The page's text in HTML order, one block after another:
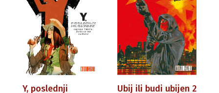
Y, poslednji
Ubij ili budi ubijen 2